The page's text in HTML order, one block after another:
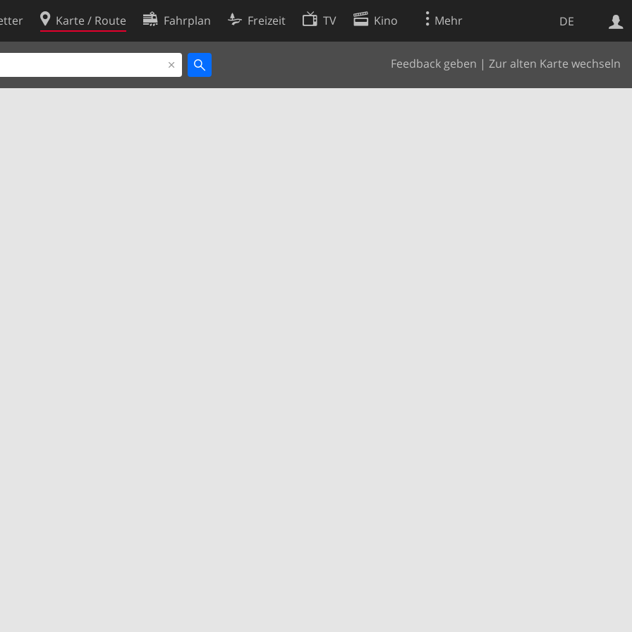
DE
Karte / Route Fahrplan Freizeit TV Kino Mehr
Feedback geben | Zur alten Karte wechseln
Websuche
Cookie-Richtlinie
Cookie-Einstellungen